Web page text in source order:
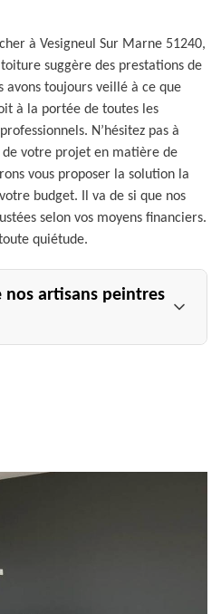
à Vesigneul Sur Marne 51240,
suggère des prestations de
toujours veillé à ce que
à la portée de toutes les
N’hésitez pas à
votre projet en matière de
vous proposer la solution la
budget. Il va de si que nos
selon vos moyens financiers.
quiétude.
nos artisans peintres
aptes à rénover vos
ainsi que tous vos meubles et
de peinture ou de
des artisans